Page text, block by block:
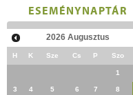
ESEMÉNYNAPTÁR
2026 Augusztus
H K Sze Cs P Szo
1
3 4 5 6 7 8